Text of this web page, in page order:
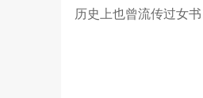
历史上也曾流传过女